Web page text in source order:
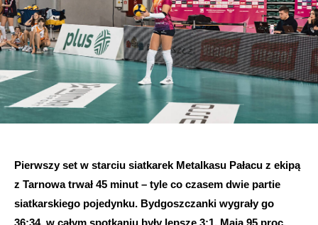
Pierwszy set w starciu siatkarek Metalkasu Pałacu z ekipą
z Tarnowa trwał 45 minut – tyle co czasem dwie partie
siatkarskiego pojedynku. Bydgoszczanki wygrały go
36:34, w całym spotkaniu były lepsze 3:1. Mają 95 proc.